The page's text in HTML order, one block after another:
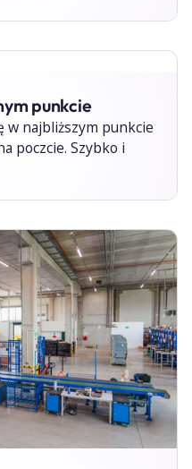
punkcie
w najbliższym punkcie
poczcie. Szybko i